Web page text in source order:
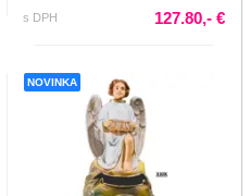
s DPH 127.80,- €
NOVINKA